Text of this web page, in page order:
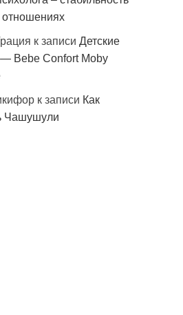
к записи Детские
— Bebe Confort Moby
к записи Как
Чашушули